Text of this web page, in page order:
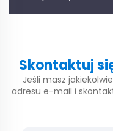
Skontaktuj
Jeśli masz
adresu e-mail i